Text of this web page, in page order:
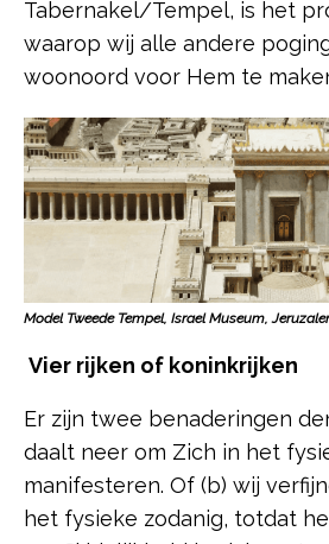
Tabernakel/Tempel, is het
waarop wij alle andere
woonoord voor Hem te
Model Tweede Tempel, Israel Museum,
Vier rijken of koninkrijken
Er zijn twee benaderingen
daalt neer om Zich in het
manifesteren. Of (b) wij
het fysieke zodanig, totdat